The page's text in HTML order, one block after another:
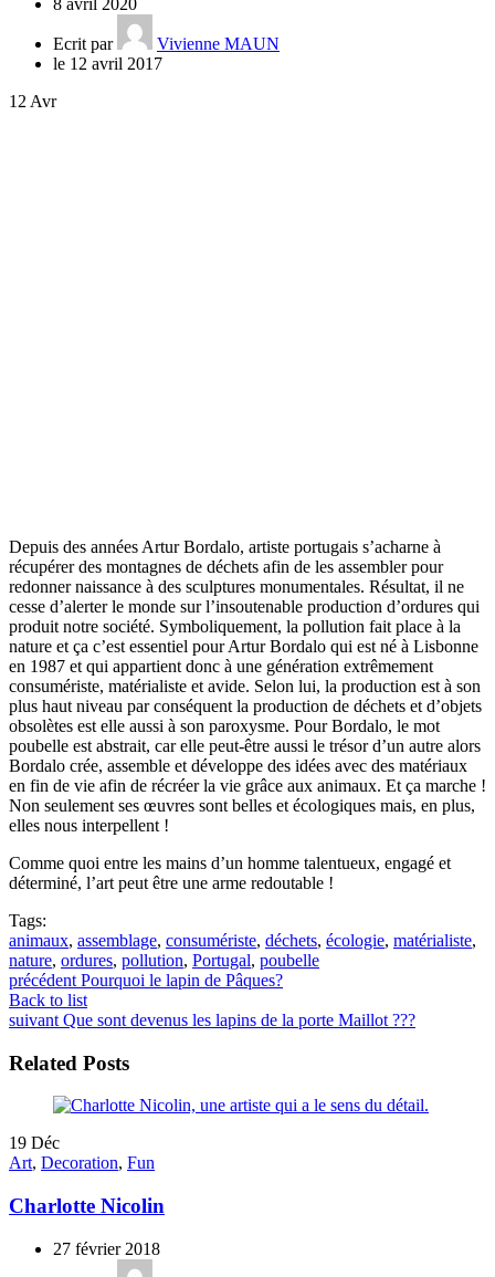
Ecrit par
Vivienne MAUN
le 12 avril 2017
12 Avr
Depuis des années Artur Bordalo, artiste portugais s’acharne à
récupérer des montagnes de déchets afin de les assembler pour
redonner naissance à des sculptures monumentales. Résultat, il ne
cesse d’alerter le monde sur l’insoutenable production d’ordures qui
produit notre société. Symboliquement, la pollution fait place à la
nature et ça c’est essentiel pour Artur Bordalo qui est né à Lisbonne
en 1987 et qui appartient donc à une génération extrêmement
consumériste, matérialiste et avide. Selon lui, la production est à son
plus haut niveau par conséquent la production de déchets et d’objets
obsolètes est elle aussi à son paroxysme. Pour Bordalo, le mot
poubelle est abstrait, car elle peut-être aussi le trésor d’un autre alors
Bordalo crée, assemble et développe des idées avec des matériaux
en fin de vie afin de récréer la vie grâce aux animaux. Et ça marche !
Non seulement ses œuvres sont belles et écologiques mais, en plus,
elles nous interpellent !
Comme quoi entre les mains d’un homme talentueux, engagé et
déterminé, l’art peut être une arme redoutable !
Tags:
animaux, assemblage, consumériste, déchets, écologie, matérialiste,
nature, ordures, pollution, Portugal, poubelle
précédent Pourquoi le lapin de Pâques?
Back to list
suivant Que sont devenus les lapins de la porte Maillot ???
Related Posts
19 Déc
Art, Decoration, Fun
Charlotte Nicolin
27 février 2018